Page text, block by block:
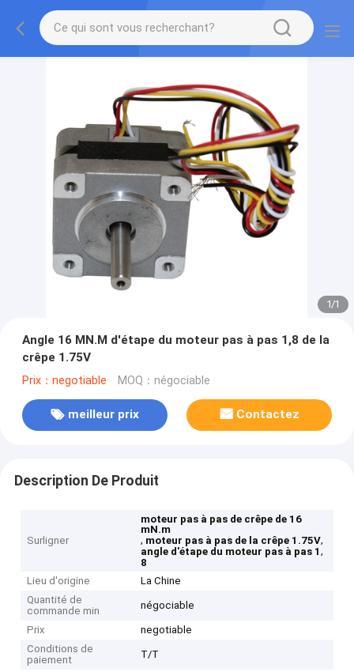
1/1
Angle 16 MN.M d'étape du moteur pas à pas 1,8 de la
crêpe 1.75V
Prix：negotiable MOQ：négociable
meilleur prix Contactez
Description De Produit
Surligner
moteur pas à pas de crêpe de 16
mN.m
, moteur pas à pas de la crêpe 1.75V,
angle d'étape du moteur pas à pas 1,
8
Lieu d'origine
La Chine
Quantité de
commande min
négociable
Prix
negotiable
Conditions de
paiement
T/T